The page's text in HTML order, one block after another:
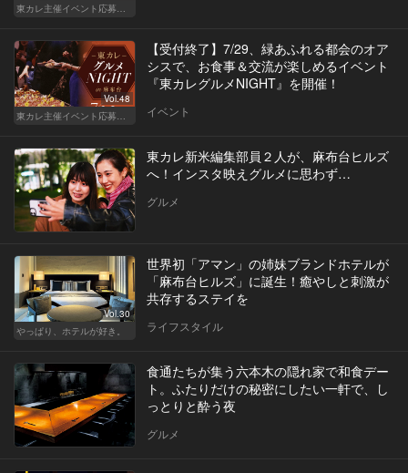
東カレ主催イベント応募詳細記事一覧
Vol.48
東カレ主催イベント応募詳細記事一覧
【受付終了】7/29、緑あふれる都会のオア
シスで、お食事＆交流が楽しめるイベント
『東カレグルメNIGHT』を開催！
イベント
東カレ新米編集部員２人が、麻布台ヒルズ
へ！インスタ映えグルメに思わず…
グルメ
Vol.30
やっぱり、ホテルが好き。
世界初「アマン」の姉妹ブランドホテルが
「麻布台ヒルズ」に誕生！癒やしと刺激が
共存するステイを
ライフスタイル
食通たちが集う六本木の隠れ家で和食デー
ト。ふたりだけの秘密にしたい一軒で、し
っとりと酔う夜
グルメ